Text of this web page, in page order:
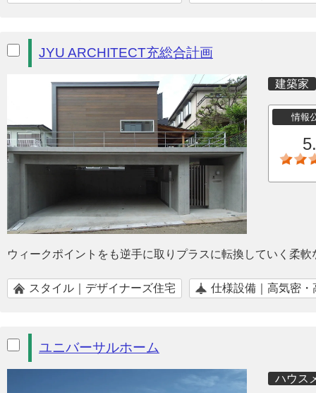
JYU ARCHITECT充総合計画
建築家
情報
ウィークポイントをも逆手に取りプラスに転換していく柔
スタイル｜デザイナーズ住宅 仕様設備｜高気密・
ユニバーサルホーム
ハウス